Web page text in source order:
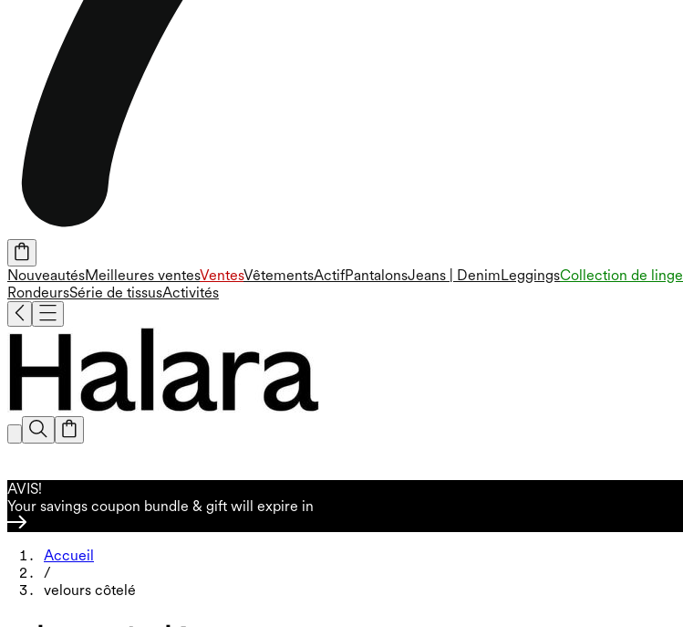
NouveautésMeilleures ventesVentesVêtementsActifPantalonsJeans | DenimLeggingsCollection de linge
RondeursSérie de tissusActivités
AVIS!
Your savings coupon bundle & gift will expire in
Accueil
/
velours côtelé